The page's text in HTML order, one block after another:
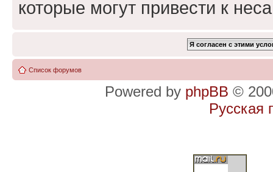
которые могут привести к
Список форумов
Powered by phpBB ©
Русская